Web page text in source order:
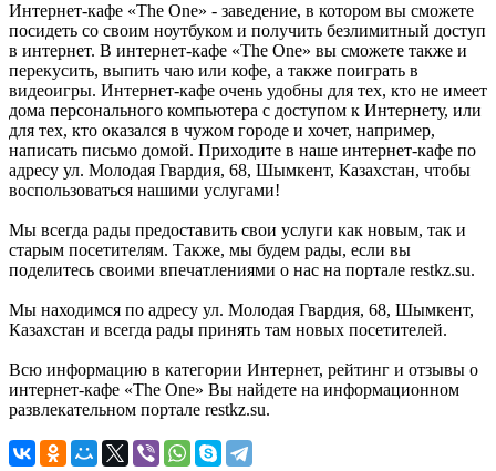
Интернет-кафе «The One» - заведение, в котором вы сможете
посидеть со своим ноутбуком и получить безлимитный доступ
в интернет. В интернет-кафе «The One» вы сможете также и
перекусить, выпить чаю или кофе, а также поиграть в
видеоигры. Интернет-кафе очень удобны для тех, кто не имеет
дома персонального компьютера с доступом к Интернету, или
для тех, кто оказался в чужом городе и хочет, например,
написать письмо домой. Приходите в наше интернет-кафе по
адресу ул. Молодая Гвардия, 68, Шымкент, Казахстан, чтобы
воспользоваться нашими услугами!
Мы всегда рады предоставить свои услуги как новым, так и
старым посетителям. Также, мы будем рады, если вы
поделитесь своими впечатлениями о нас на портале restkz.su.
Мы находимся по адресу ул. Молодая Гвардия, 68, Шымкент,
Казахстан и всегда рады принять там новых посетителей.
Всю информацию в категории Интернет, рейтинг и отзывы о
интернет-кафе «The One» Вы найдете на информационном
развлекательном портале restkz.su.